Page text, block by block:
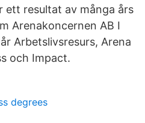
ett resultat av många års
Arenakoncernen AB I
Arbetslivsresurs, Arena
och Impact.
degrees